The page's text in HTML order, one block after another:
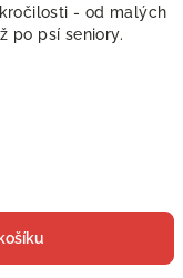
- od malých
po psí seniory.